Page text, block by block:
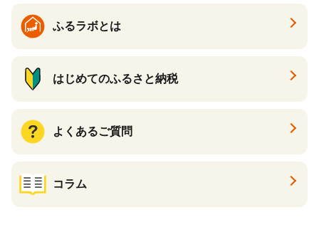
ふるラボとは
はじめてのふるさと納税
よくあるご質問
コラム